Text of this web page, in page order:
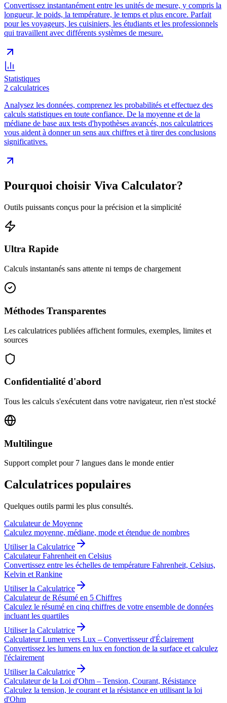
Convertissez instantanément entre les unités de mesure, y compris la
longueur, le poids, la température, le temps et plus encore. Parfait
pour les voyageurs, les cuisiniers, les étudiants et les professionnels
qui travaillent avec différents systèmes de mesure.
Statistiques
2 calculatrices
Analysez les données, comprenez les probabilités et effectuez des
calculs statistiques en toute confiance. De la moyenne et de la
médiane de base aux tests d'hypothèses avancés, nos calculatrices
vous aident à donner un sens aux chiffres et à tirer des conclusions
significatives.
Pourquoi choisir Viva Calculator?
Outils puissants conçus pour la précision et la simplicité
Ultra Rapide
Calculs instantanés sans attente ni temps de chargement
Méthodes Transparentes
Les calculatrices publiées affichent formules, exemples, limites et
sources
Confidentialité d'abord
Tous les calculs s'exécutent dans votre navigateur, rien n'est stocké
Multilingue
Support complet pour 7 langues dans le monde entier
Calculatrices populaires
Quelques outils parmi les plus consultés.
Calculateur de Moyenne
Calculez moyenne, médiane, mode et étendue de nombres
Utiliser la Calculatrice
Calculateur Fahrenheit en Celsius
Convertissez entre les échelles de température Fahrenheit, Celsius,
Kelvin et Rankine
Utiliser la Calculatrice
Calculateur de Résumé en 5 Chiffres
Calculez le résumé en cinq chiffres de votre ensemble de données
incluant les quartiles
Utiliser la Calculatrice
Calculateur Lumen vers Lux – Convertisseur d'Éclairement
Convertissez les lumens en lux en fonction de la surface et calculez
l'éclairement
Utiliser la Calculatrice
Calculateur de la Loi d'Ohm – Tension, Courant, Résistance
Calculez la tension, le courant et la résistance en utilisant la loi
d'Ohm